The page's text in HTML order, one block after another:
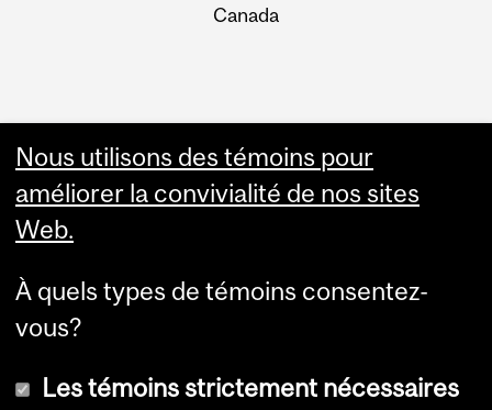
Canada
Nous utilisons des témoins pour
améliorer la convivialité de nos sites
Web.
À quels types de témoins consentez-
vous?
Les témoins strictement nécessaires